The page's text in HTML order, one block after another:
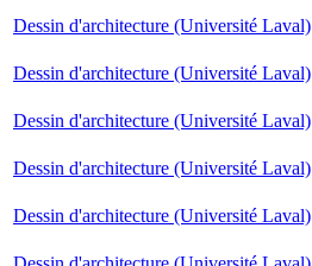
Dessin d'architecture (Université Laval)
Dessin d'architecture (Université Laval)
Dessin d'architecture (Université Laval)
Dessin d'architecture (Université Laval)
Dessin d'architecture (Université Laval)